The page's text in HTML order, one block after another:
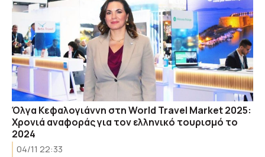
Όλγα Κεφαλογιάννη στη World Travel Market 2025:
Xρονιά αναφοράς για τον ελληνικό τουρισμό το
2024
04/11 22:33